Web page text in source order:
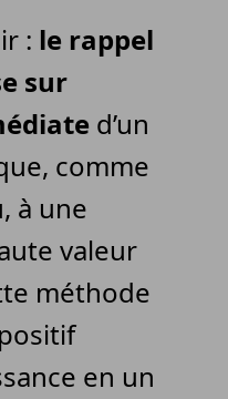
: le rappel
sur
d’un
comme
à une
valeur
méthode
en un